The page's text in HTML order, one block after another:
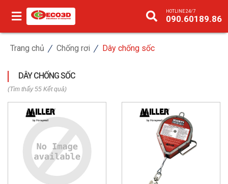
HOTLINE 24/7
090.60189.86
Trang chủ Chống rơi Dây chống sốc
DÂY CHỐNG SỐC
(Tìm thấy 55 Kết quả)